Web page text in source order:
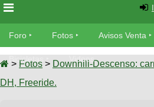
Foro
Foro
TÃ©cnica
Fotos
Foro Fotos Avisos Venta
Bicicletas Videos
> Fotos > Downhill-Descenso:
DH, Freeride.